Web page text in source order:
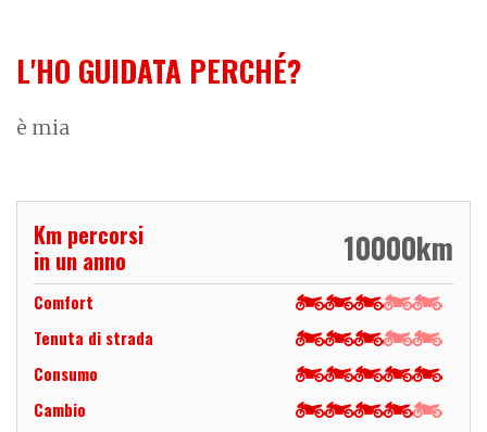
L'HO GUIDATA PERCHÉ?
è mia
Km percorsi
in un anno
10000km
Comfort
Tenuta di strada
Consumo
Cambio